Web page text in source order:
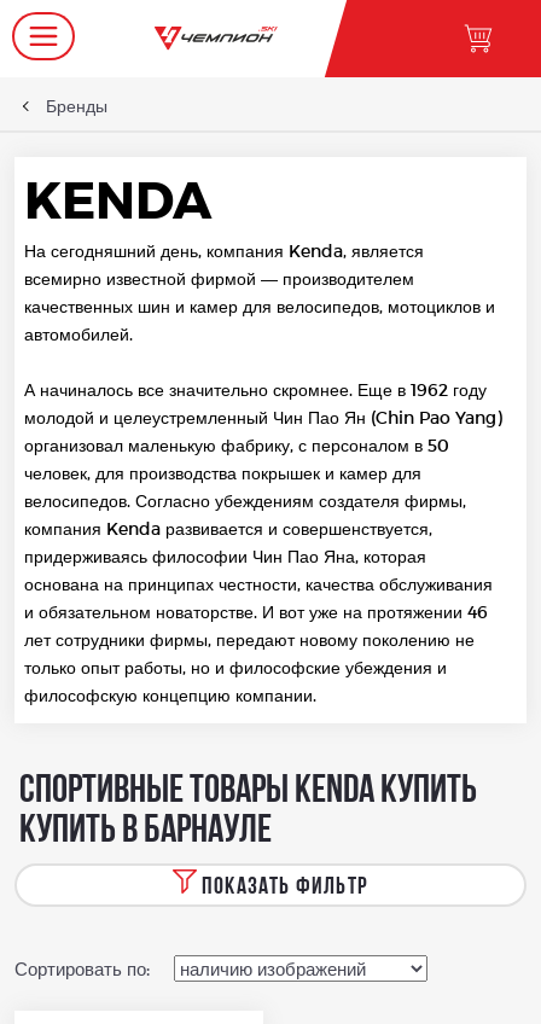
Бренды
KENDA
На сегодняшний день, компания Kenda, является
всемирно известной фирмой — производителем
качественных шин и камер для велосипедов, мотоциклов и
автомобилей.
А начиналось все значительно скромнее. Еще в 1962 году
молодой и целеустремленный Чин Пао Ян (Chin Pao Yang)
организовал маленькую фабрику, с персоналом в 50
человек, для производства покрышек и камер для
велосипедов. Согласно убеждениям создателя фирмы,
компания Kenda развивается и совершенствуется,
придерживаясь философии Чин Пао Яна, которая
основана на принципах честности, качества обслуживания
и обязательном новаторстве. И вот уже на протяжении 46
лет сотрудники фирмы, передают новому поколению не
только опыт работы, но и философские убеждения и
философскую концепцию компании.
Спортивные товары KENDA купить
купить в Барнауле
ПОКАЗАТЬ ФИЛЬТР
Сортировать по: